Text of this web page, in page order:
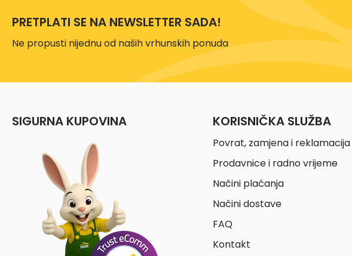
PRETPLATI SE NA NEWSLETTER SADA!
Ne propusti nijednu od naših vrhunskih ponuda
SIGURNA KUPOVINA KORISNIČKA SLUŽBA
Povrat, zamjena i reklamacija
Prodavnice i radno vrijeme
Načini plaćanja
Načini dostave
FAQ
Kontakt